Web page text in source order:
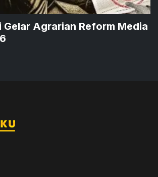
Gelar Agrarian Reform Media